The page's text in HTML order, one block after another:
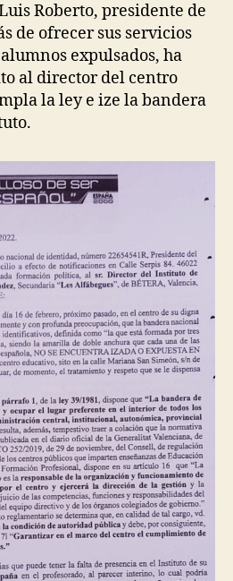
Roberto, presidente de
de ofrecer sus servicios
expulsados, ha
al director del centro
la ley e ize la bandera